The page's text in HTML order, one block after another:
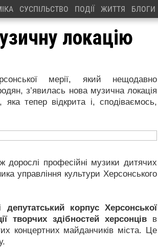
СУСПІЛЬСТВО ПОДІЇ ЖИТТЯ БЛОГИ
локацію
мерії, який нещодавно
з’явилась нова музична локація
тепер відкрита і, сподіваємось,
професійні музики дитячих
управління культури Херсонського
корпус Херсонської
творчих здібностей херсонців в
концертних майданчиків міста. Це